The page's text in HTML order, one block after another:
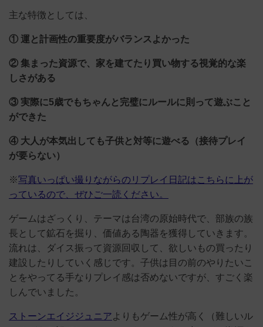
主な特徴としては、
① 運と計画性の重要度がバランスよかった
② 集まった資源で、家を建てたり買い物する視覚的な楽
しさがある
③ 実際に5歳でもちゃんと完璧にルールに則って遊ぶこと
ができた
④ 大人が本気出 しても子供と対等に遊べる（接待プレイ
が要らない）
※写真いっぱい撮りながらのリプレイ日記はこちらに上が
っているので、ぜひご一読ください。
ゲームはざっくり、テーマは台湾の原始時代で、部族の族
長として鉱石を掘り、価値ある陶器を獲得していきます。
流れは、
ダイス振って資源回収して、欲しいもの買ったり
建設したりしていく感じです。子供は目の前のやりたいこ
とをやってる手なりプレイ感は否めないですが、すごく楽
しんでいました。
ストーンエイジジュニア よりもゲーム性が高く（難しいル